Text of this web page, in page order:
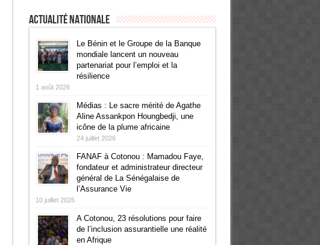
Actualité Nationale
Le Bénin et le Groupe de la Banque
mondiale lancent un nouveau
partenariat pour l’emploi et la
résilience
1 août 2026
Médias : Le sacre mérité de Agathe
Aline Assankpon Houngbedji, une
icône de la plume africaine
24 juillet 2026
FANAF à Cotonou : Mamadou Faye,
fondateur et administrateur directeur
général de La Sénégalaise de
l’Assurance Vie
10 juillet 2026
A Cotonou, 23 résolutions pour faire
de l’inclusion assurantielle une réalité
en Afrique